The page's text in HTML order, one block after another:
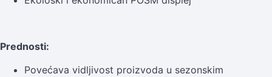
Prednosti:
Povećava vidljivost proizvoda u sezonskim